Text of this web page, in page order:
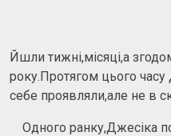
Йшли тижні,місяці,а
року.Протягом цього часу
себе проявляли,але не в
Одного ранку,Джесіка